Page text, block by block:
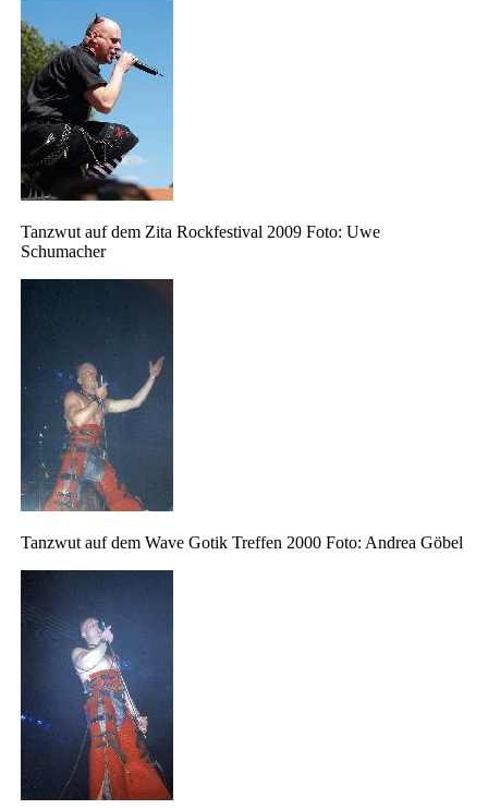
Tanzwut auf dem Zita Rockfestival 2009 Foto: Uwe
Schumacher
Tanzwut auf dem Wave Gotik Treffen 2000 Foto: Andrea Göbel